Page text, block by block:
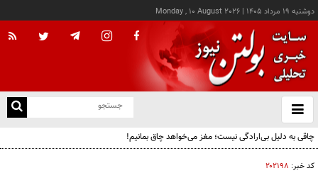
دوشنبه ۱۹ مرداد ۱۴۰۵ |
Monday , 10 August 2026
باز
و
چاقی به دلیل بی‌ارادگی نیست؛ مغز می‌خواهد چاق بمانیم!
کد خبر: ۲۰۲۱۹۸